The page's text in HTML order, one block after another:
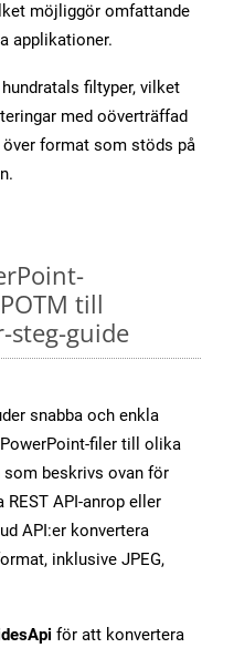
möjliggör omfattande
applikationer.
filtyper, vilket
med oöverträffad
format som stöds på
till
steg-guide
snabba och enkla
filer till olika
beskrivs ovan för
REST API-anrop eller
API:er konvertera
inklusive JPEG,
för att konvertera